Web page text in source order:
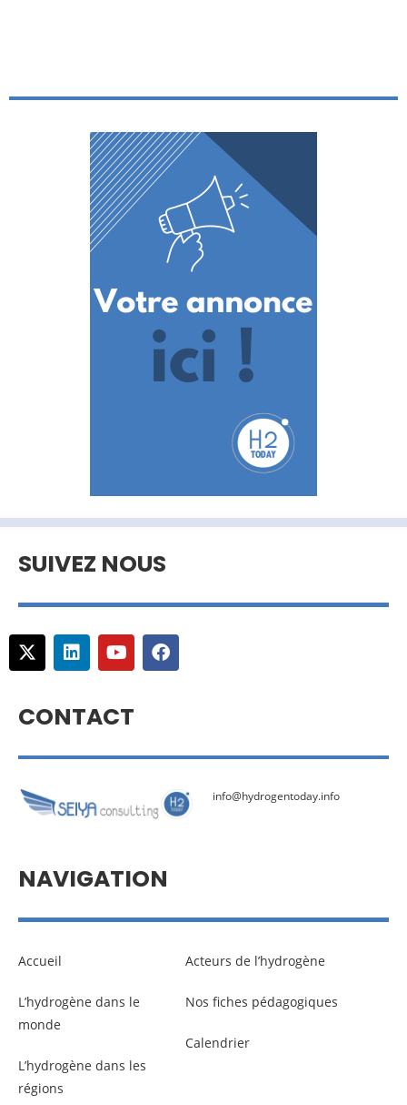
SUIVEZ NOUS
CONTACT
info@hydrogentoday.info
NAVIGATION
Accueil
L’hydrogène dans le
monde
L’hydrogène dans les
régions
Acteurs de l’hydrogène
Nos fiches pédagogiques
Calendrier